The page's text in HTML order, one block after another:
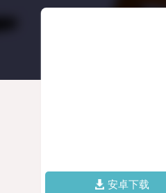
安卓下载